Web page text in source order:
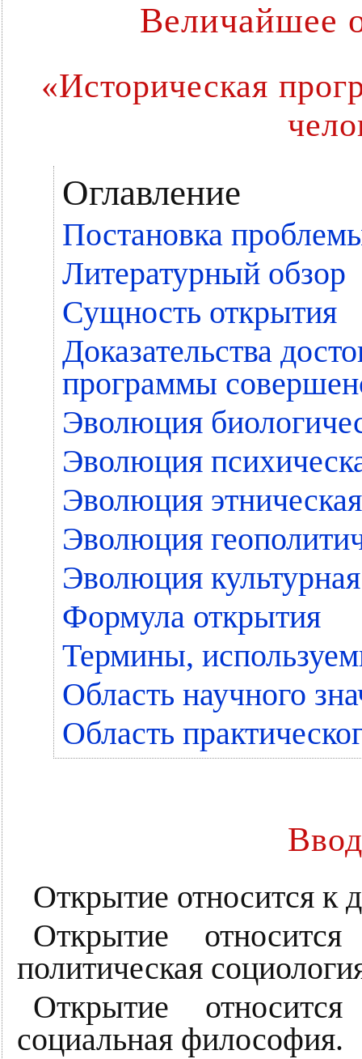
Величайшее
«Историческая
Оглавление
Постановка
Литературный обзор
Сущность открытия
Доказательства
программы
Эволюция
Эволюция
Эволюция этническая
Эволюция
Эволюция культурная
Формула открытия
Термины,
Область научного
Область
Открытие относится к
Открытие
политическая
Открытие
социальная философия.